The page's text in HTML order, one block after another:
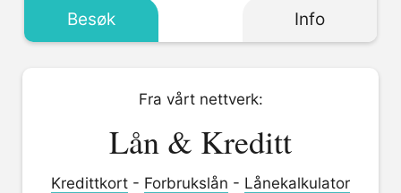
Besøk Info
Fra vårt nettverk:
Lån & Kreditt
Kredittkort - Forbrukslån - Lånekalkulator